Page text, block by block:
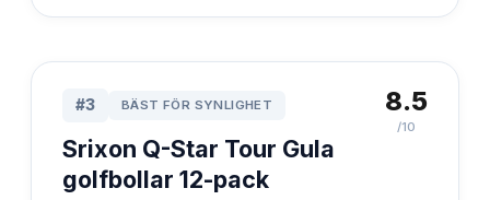
#3 BÄST FÖR SYNLIGHET
Srixon Q-Star Tour Gula
golfbollar 12-pack
8.5
/10